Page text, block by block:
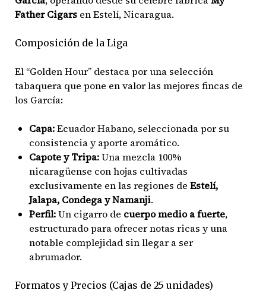
Father Cigarsen Estelí, Nicaragua.
Composición de la Liga
El “Golden Hour” destaca por una selección
tabaquera que pone en valor las mejores fincas de
los García:
Capa:Ecuador Habano, seleccionada por su
consistencia y aporte aromático.
Capote y Tripa:Una mezcla 100%
nicaragüense con hojas cultivadas
exclusivamente en las regiones de Estelí,
Jalapa, Condega y Namanji.
Perfil:Un cigarro de cuerpo medio a fuerte,
estructurado para ofrecer notas ricas y una
notable complejidad sin llegar a ser
abrumador.
Formatos y Precios (Cajas de 25 unidades)